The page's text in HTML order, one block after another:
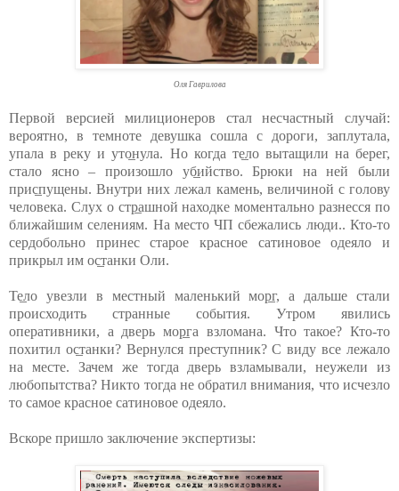
Оля Гаврилова
Первой версией милиционеров стал несчастный случай:
вероятно, в темноте девушка сошла с дороги, заплутала,
упала в реку и уто̲нула. Но когда те̲ло вытащили на берег,
стало ясно – произошло уб̲ийство. Брюки на ней были
прис̲пущены. Внутри них лежал камень, величиной с голову
человека. Слух о стр̲ашной находке моментально разнесся по
ближайшим селениям. На место ЧП сбежались люди.. Кто-то
сердобольно принес старое красное сатиновое одеяло и
прикрыл им ос̲танки Оли.
Те̲ло увезли в местный маленький мор̲г, а дальше стали
происходить странные события. Утром явились
оперативники, а дверь мор̲га взломана. Что такое? Кто-то
похитил ос̲танки? Вернулся преступник? С виду все лежало
на месте. Зачем же тогда дверь взламывали, неужели из
любопытства? Никто тогда не обратил внимания, что исчезло
то самое красное сатиновое одеяло.
Вскоре пришло заключение экспертизы: